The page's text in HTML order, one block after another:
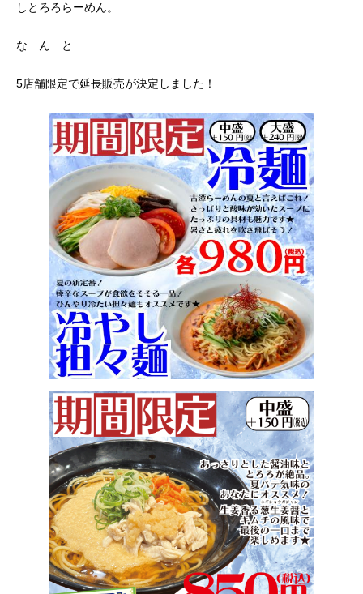
しとろろらーめん。
な ん と
5店舗限定で延長販売が決定しました！